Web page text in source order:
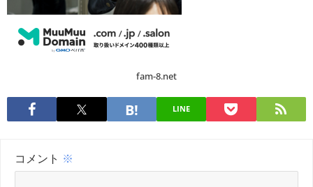
fam-8.net
LINE
コメント ※